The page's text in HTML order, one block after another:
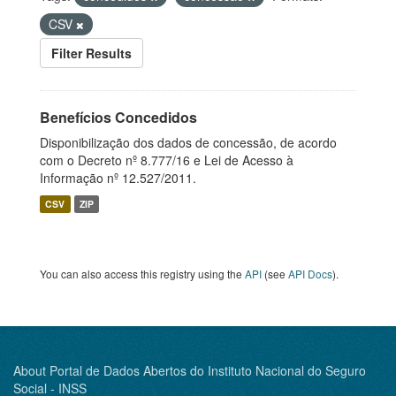
CSV
Filter Results
Benefícios Concedidos
Disponibilização dos dados de concessão, de acordo
com o Decreto nº 8.777/16 e Lei de Acesso à
Informação nº 12.527/2011.
CSV ZIP
You can also access this registry using the API (see API Docs).
About Portal de Dados Abertos do Instituto Nacional do Seguro
Social - INSS